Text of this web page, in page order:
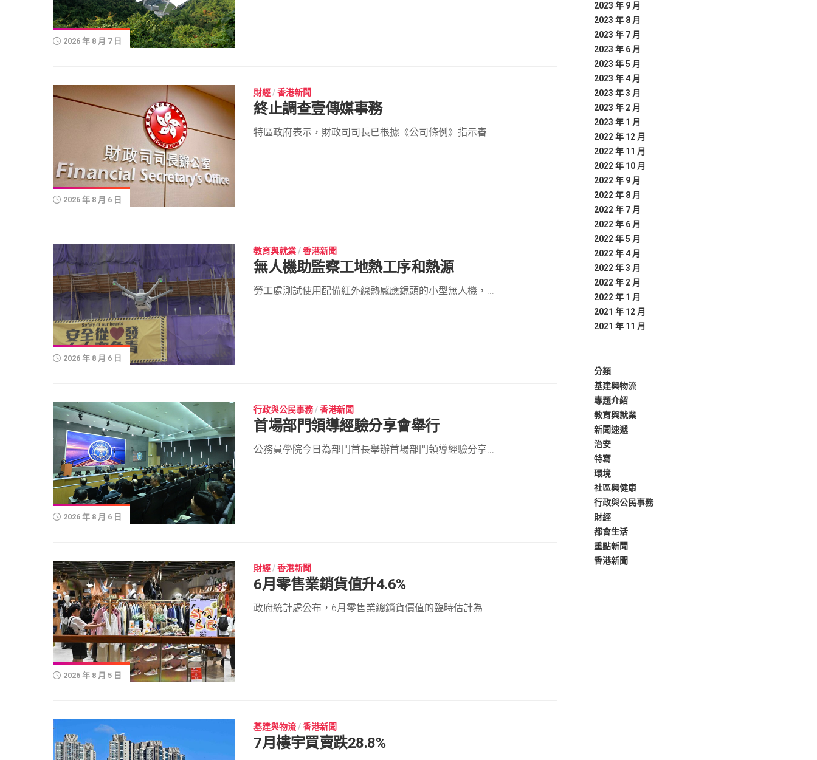
2026 年 8 月 7 日
2026 年 8 月 6 日
財經 /香港新聞
終止調查壹傳媒事務
特區政府表示，財政司司長已根據《公司條例》指示審...
2026 年 8 月 6 日
教育與就業 /香港新聞
無人機助監察工地熱工序和熱源
勞工處測試使用配備紅外線熱感應鏡頭的小型無人機，...
2026 年 8 月 6 日
行政與公民事務 /香港新聞
首場部門領導經驗分享會舉行
公務員學院今日為部門首長舉辦首場部門領導經驗分享...
2026 年 8 月 5 日
財經 /香港新聞
6月零售業銷貨值升4.6%
政府統計處公布，6月零售業總銷貨價值的臨時估計為...
基建與物流 /香港新聞
7月樓宇買賣跌28.8%
2023 年 9 月
2023 年 8 月
2023 年 7 月
2023 年 6 月
2023 年 5 月
2023 年 4 月
2023 年 3 月
2023 年 2 月
2023 年 1 月
2022 年 12 月
2022 年 11 月
2022 年 10 月
2022 年 9 月
2022 年 8 月
2022 年 7 月
2022 年 6 月
2022 年 5 月
2022 年 4 月
2022 年 3 月
2022 年 2 月
2022 年 1 月
2021 年 12 月
2021 年 11 月
分類
基建與物流
專題介紹
教育與就業
新聞速遞
治安
特寫
環境
社區與健康
行政與公民事務
財經
都會生活
重點新聞
香港新聞